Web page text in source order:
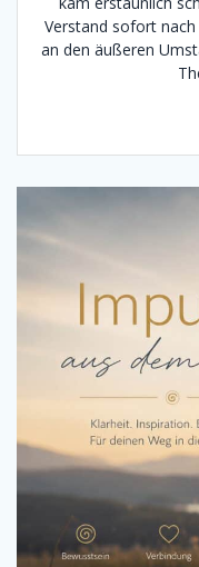
Verstand sofort nach
an den äußeren